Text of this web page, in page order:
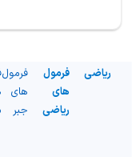
ریاضی
فرمول
های
ریاضی
فرمول
های
جبر